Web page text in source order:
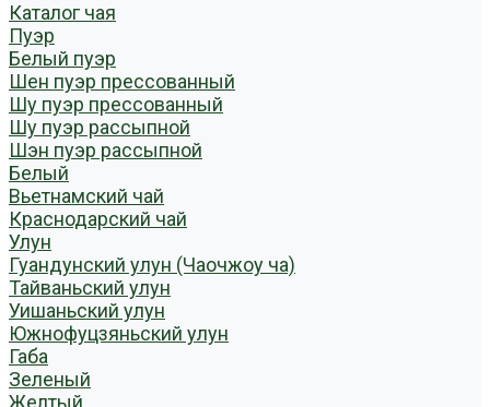
Каталог чая
Пуэр
Белый пуэр
Шен пуэр прессованный
Шу пуэр прессованный
Шу пуэр рассыпной
Шэн пуэр рассыпной
Белый
Вьетнамский чай
Краснодарский чай
Улун
Гуандунский улун (Чаочжоу ча)
Тайваньский улун
Уишаньский улун
Южнофуцзяньский улун
Габа
Зеленый
Желтый